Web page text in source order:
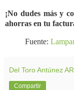
¡No dudes más y
ahorras en tu
Fuente:
Del Toro Antúnez
Compartir